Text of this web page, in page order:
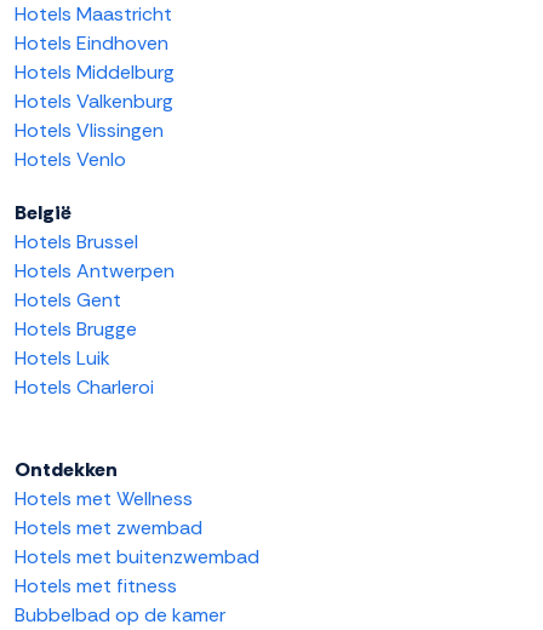
Hotels Maastricht
Hotels Eindhoven
Hotels Middelburg
Hotels Valkenburg
Hotels Vlissingen
Hotels Venlo
België
Hotels Brussel
Hotels Antwerpen
Hotels Gent
Hotels Brugge
Hotels Luik
Hotels Charleroi
Ontdekken
Hotels met Wellness
Hotels met zwembad
Hotels met buitenzwembad
Hotels met fitness
Bubbelbad op de kamer